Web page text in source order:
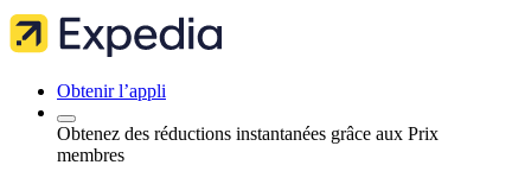
Obtenir l’appli
Obtenez des réductions instantanées grâce aux Prix
membres